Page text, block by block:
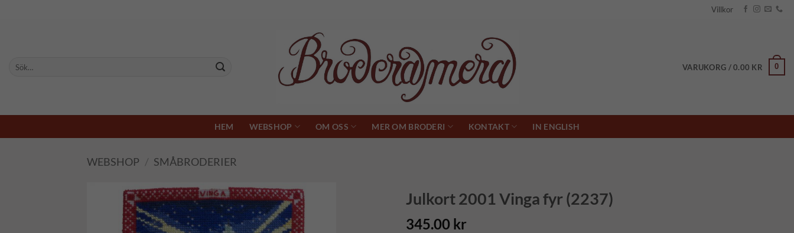
Villkor
VARUKORG /0.00 KR 0
HEM WEBSHOP OM OSS MER OM BRODERI KONTAKT IN ENGLISH
WEBSHOP / SMÅBRODERIER
Julkort 2001 Vinga fyr (2237)
345.00 kr